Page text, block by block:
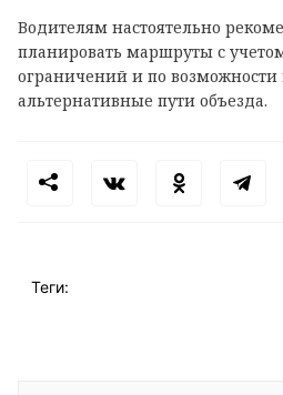
Водителям настоятельно
планировать маршруты с
ограничений и по возможности
альтернативные пути объезда.
Теги: